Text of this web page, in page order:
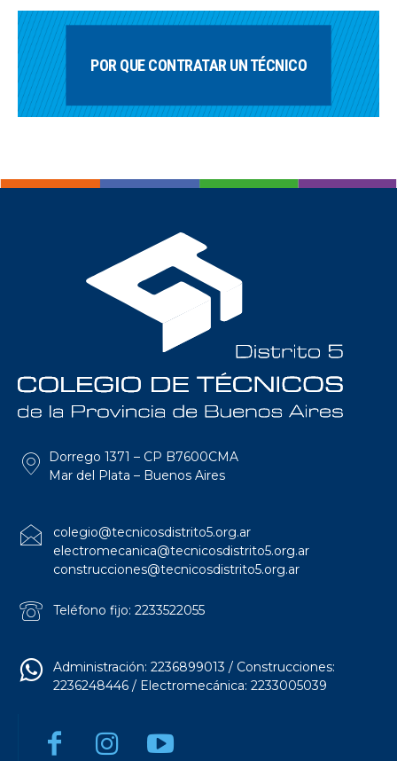
POR QUE CONTRATAR UN TÉCNICO
Dorrego 1371 – CP B7600CMA
Mar del Plata – Buenos Aires
colegio@tecnicosdistrito5.org.ar
electromecanica@tecnicosdistrito5.org.ar
construcciones@tecnicosdistrito5.org.ar
Teléfono fijo: 2233522055
Administración: 2236899013 / Construcciones:
2236248446 / Electromecánica: 2233005039